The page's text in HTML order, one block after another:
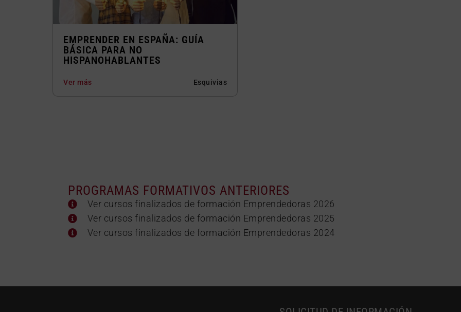
EMPRENDER EN ESPAÑA: GUÍA
BÁSICA PARA NO
HISPANOHABLANTES
Ver más Esquivias
PROGRAMAS FORMATIVOS ANTERIORES
Ver cursos finalizados de formación Emprendedoras 2026
Ver cursos finalizados de formación Emprendedoras 2025
Ver cursos finalizados de formación Emprendedoras 2024